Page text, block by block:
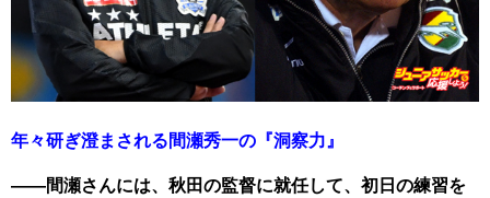
年々研ぎ澄まされる間瀬秀一の『洞察力』
――間瀬さんには、秋田の監督に就任して、初日の練習を